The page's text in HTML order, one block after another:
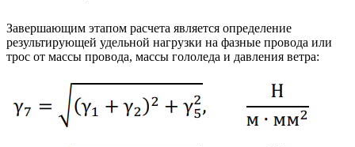
Завершающим этапом расчета является определение
результирующей удельной нагрузки на фазные провода или
трос от массы провода, массы гололеда и давления ветра: